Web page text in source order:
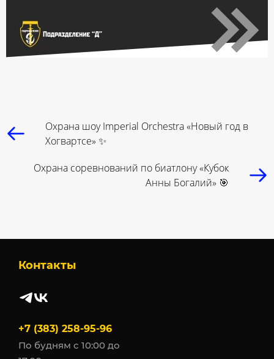
Охрана шоу Imperial Orchestra «Новый год в
Хогвартсе» ✨
Охрана соревнований по биатлону «Кубок
Анны Богалий» 🎯
Контакты
+7 (383) 258-95-96
По будням с 10:00 до